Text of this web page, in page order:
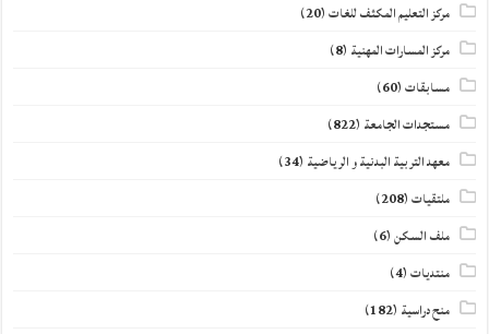
مركز التعليم المكثف للغات(20)
مركز المسارات المهنية (8)
مسابقات(60)
مستجدات الجامعة (822)
معهد التربية البدنية و الرياضية (34)
ملتقيات(208)
ملف السكن(6)
منتديات(4)
منح دراسية (182)